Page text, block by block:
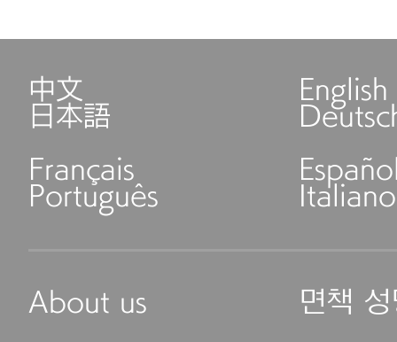
中文 English
日本語
Français
Português Italiano
About us 면책